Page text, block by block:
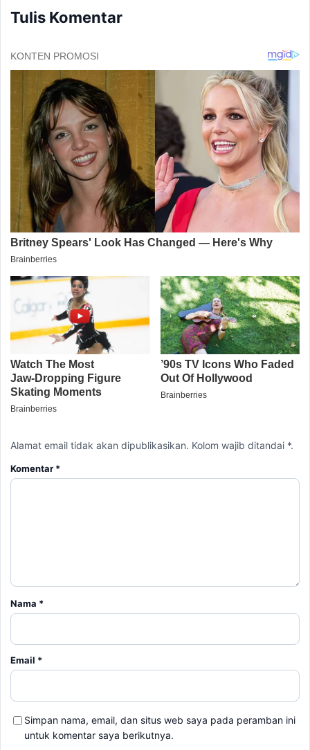
Tulis Komentar
Alamat email tidak akan dipublikasikan. Kolom wajib ditandai *.
Komentar *
Nama *
Email *
Simpan nama, email, dan situs web saya pada peramban ini
untuk komentar saya berikutnya.